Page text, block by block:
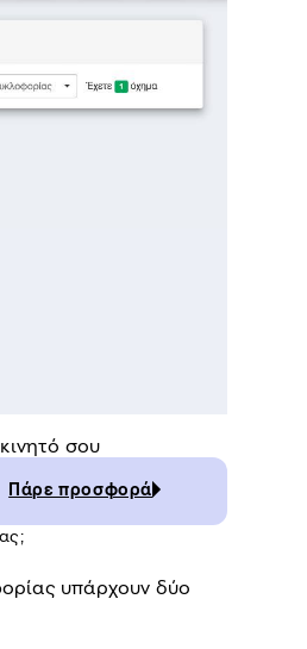
σου
Πάρε προσφορά
υπάρχουν δύο